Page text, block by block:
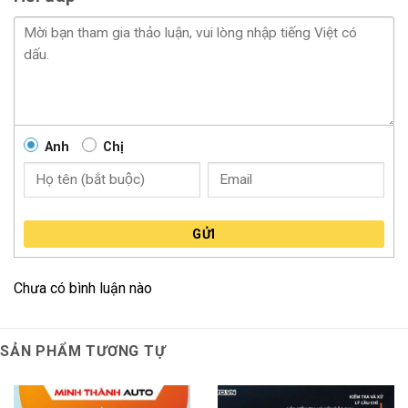
Màn hình IPC thiết kế ZIn 100 cho xe Vinfast Limo
Bảo Hành Dài Hạn Vượt Trội:
Minh Thành Auto tự
Anh Chị
GỬI
Chưa có bình luận nào
SẢN PHẨM TƯƠNG TỰ